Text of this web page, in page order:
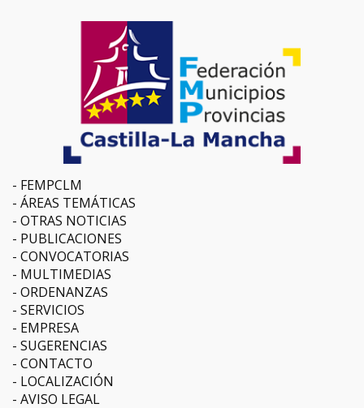
FEMPCLM
ÁREAS TEMÁTICAS
OTRAS NOTICIAS
PUBLICACIONES
CONVOCATORIAS
MULTIMEDIAS
ORDENANZAS
SERVICIOS
EMPRESA
SUGERENCIAS
CONTACTO
LOCALIZACIÓN
AVISO LEGAL